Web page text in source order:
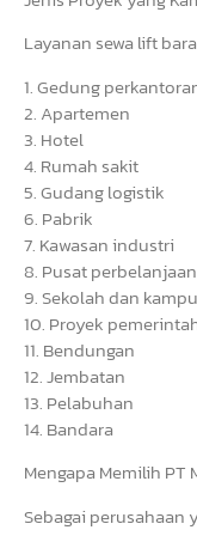
Layanan sewa lift
1. Gedung
2. Apartemen
3. Hotel
4. Rumah sakit
5. Gudang logistik
6. Pabrik
7. Kawasan industri
8. Pusat perbelanjaan
9. Sekolah dan
10. Proyek
11. Bendungan
12. Jembatan
13. Pelabuhan
14. Bandara
Mengapa Memilih PT
Sebagai perusahaan